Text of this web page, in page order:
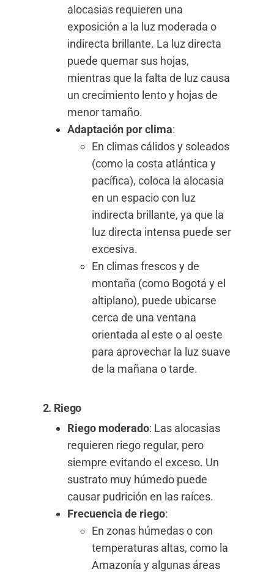
alocasias requieren una
exposición a la luz moderada o
indirecta brillante. La luz directa
puede quemar sus hojas,
mientras que la falta de luz causa
un crecimiento lento y hojas de
menor tamaño.
Adaptación por clima:
En climas cálidos y soleados
(como la costa atlántica y
pacífica), coloca la alocasia
en un espacio con luz
indirecta brillante, ya que la
luz directa intensa puede ser
excesiva.
En climas frescos y de
montaña (como Bogotá y el
altiplano), puede ubicarse
cerca de una ventana
orientada al este o al oeste
para aprovechar la luz suave
de la mañana o tarde.
2. Riego
Riego moderado: Las alocasias
requieren riego regular, pero
siempre evitando el exceso. Un
sustrato muy húmedo puede
causar pudrición en las raíces.
Frecuencia de riego:
En zonas húmedas o con
temperaturas altas, como la
Amazonía y algunas áreas